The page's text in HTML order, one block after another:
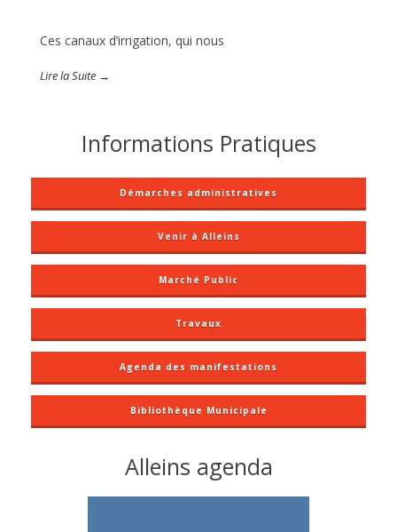
Ces canaux d’irrigation, qui nous
Lire la Suite →
Informations Pratiques
Démarches administratives
Venir à Alleins
Marché Public
Travaux
Agenda des manifestations
Bibliothèque Municipale
Alleins agenda